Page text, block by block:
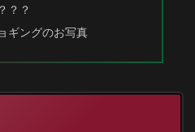
？？
ギングのお写真